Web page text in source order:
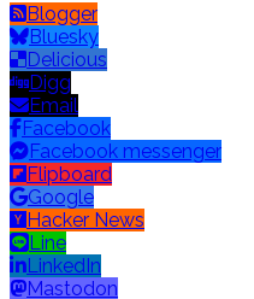
Blogger
Bluesky
Delicious
Digg
Email
Facebook
Facebook messenger
Flipboard
Google
Hacker News
Line
LinkedIn
Mastodon